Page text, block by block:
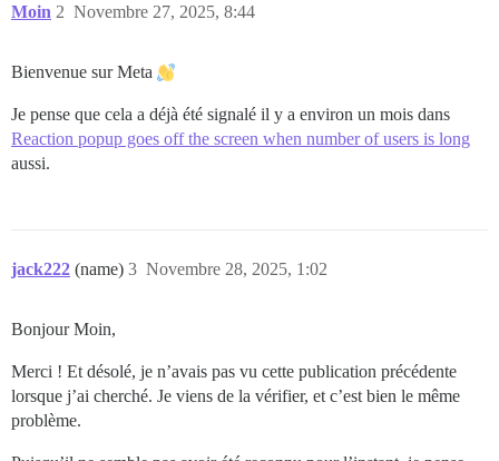
Moin Novembre 27, 2025, 8:44
2
Bienvenue sur Meta
Je pense que cela a déjà été signalé il y a environ un mois dans
Reaction popup goes off the screen when number of users is long
aussi.
jack222 (name) Novembre 28, 2025, 1:02
3
Bonjour Moin,
Merci ! Et désolé, je n’avais pas vu cette publication précédente
lorsque j’ai cherché. Je viens de la vérifier, et c’est bien le même
problème.